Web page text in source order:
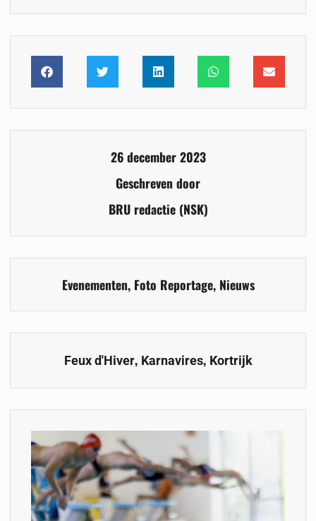
26 december 2023
Geschreven door
BRU redactie (NSK)
Evenementen, Foto Reportage, Nieuws
Feux d'Hiver, Karnavires, Kortrijk